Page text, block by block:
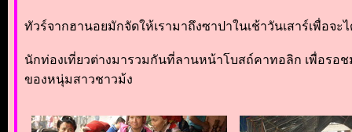
ทัวร์จากฮานอยมักจัดให้เรามาถึงซาปาในเช้าวันเสาร์เพื่อ
นักท่องเที่ยวต่างมารวมกันที่ลานหน้าโบสถ์คาทอลิก เพื่อร
ของหนุ่มสาวชาวม้ง